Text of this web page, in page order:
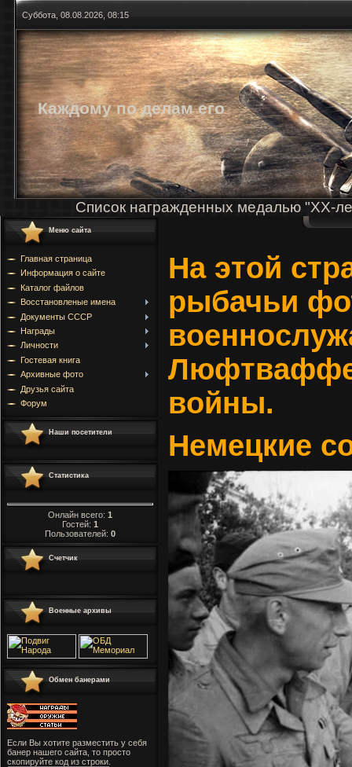
Суббота, 08.08.2026, 08:15
Каждому по делам его
Список награжденных медалью "ХХ-
Меню сайта
Главная страница
Информация о сайте
Каталог файлов
Восстановленые имена
Документы СССР
Награды
Личности
Гостевая книга
Архивные фото
Друзья сайта
Форум
Наши посетители
Статистика
Онлайн всего: 1
Гостей: 1
Пользователей: 0
Счетчик
Военные архивы
Обмен банерами
Если Вы хотите разместить у себя
банер нашего сайта, то просто
скопируйте код из строки.
На этой
рыбачьи
Люфтваффе
войны.
Немецкие